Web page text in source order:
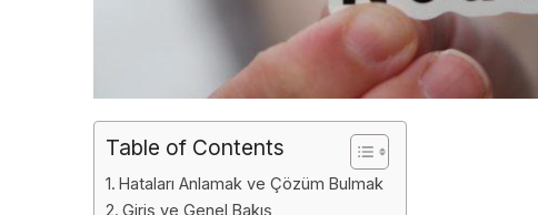
Table of Contents
Hataları Anlamak ve Çözüm Bulmak
Giriş ve Genel Bakış